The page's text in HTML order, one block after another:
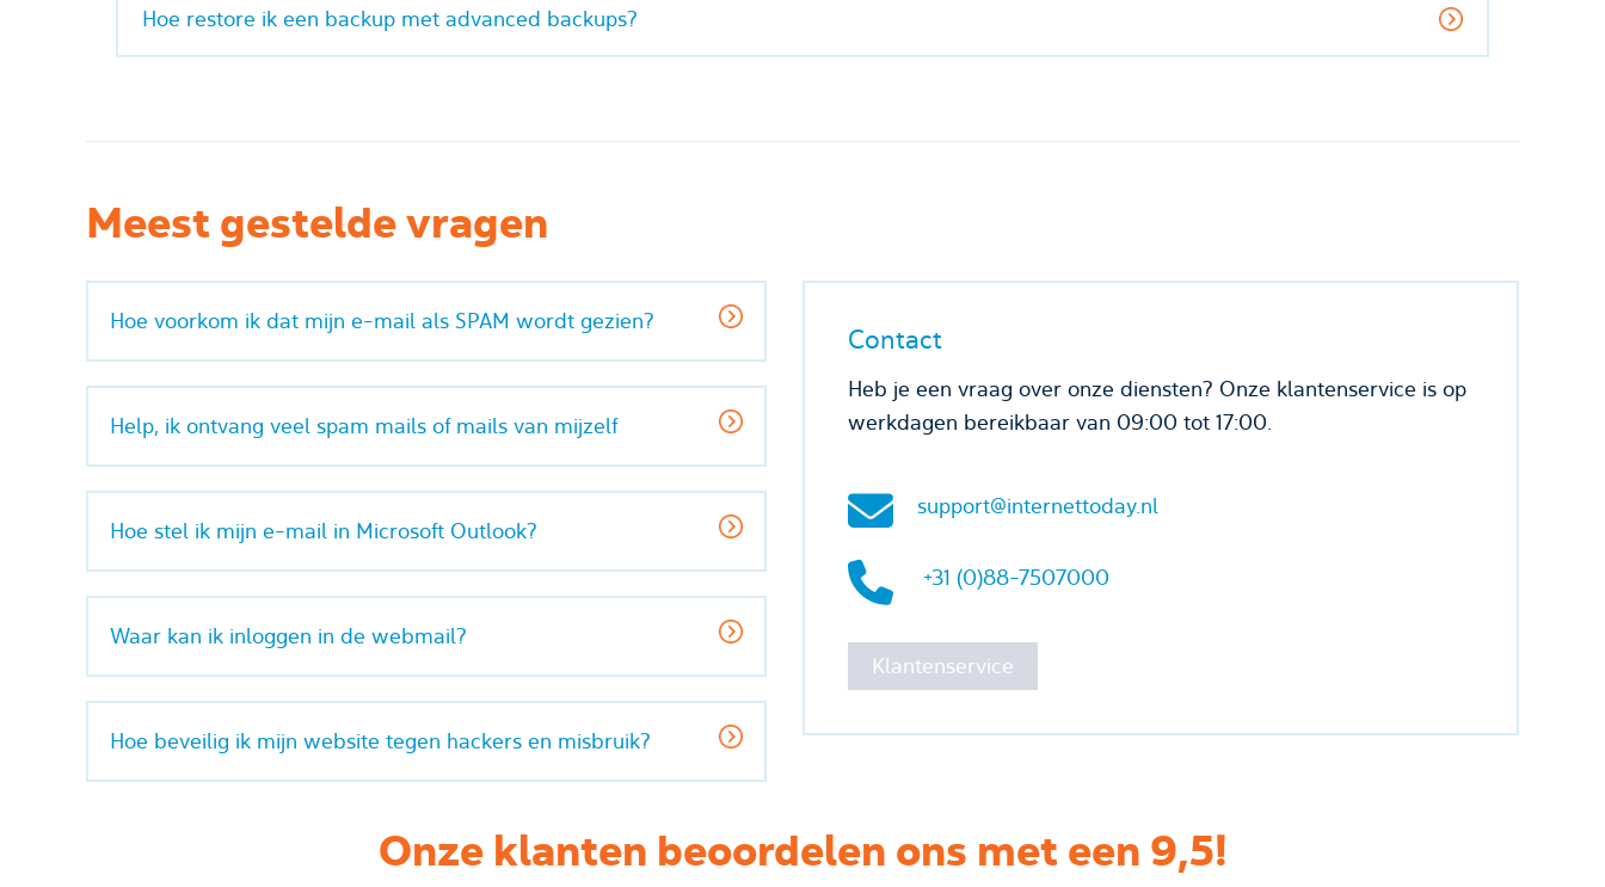
Hoe restore ik een backup met advanced backups?
Meest gestelde vragen
Hoe voorkom ik dat mijn e-mail als SPAM wordt gezien?
Help, ik ontvang veel spam mails of mails van mijzelf
Hoe stel ik mijn e-mail in Microsoft Outlook?
Waar kan ik inloggen in de webmail?
Hoe beveilig ik mijn website tegen hackers en misbruik?
Contact
Heb je een vraag over onze diensten? Onze klantenservice is op
werkdagen bereikbaar van 09:00 tot 17:00.
support@internettoday.nl
+31 (0)88-7507000
Klantenservice
Onze klanten beoordelen ons met een 9,5!